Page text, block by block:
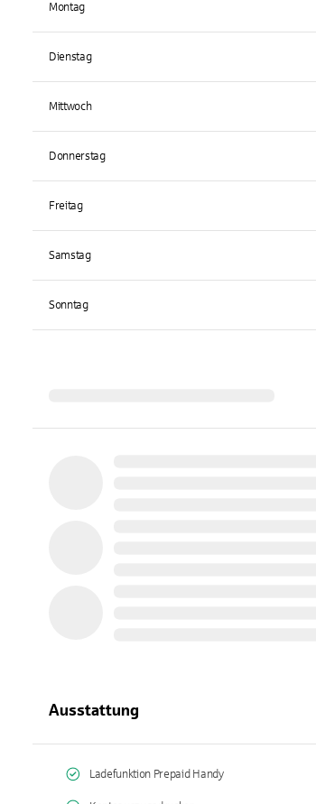
Montag
Dienstag
Mittwoch
Donnerstag
Freitag
Samstag
Sonntag
Ausstattung
Ladefunktion Prepaid Handy